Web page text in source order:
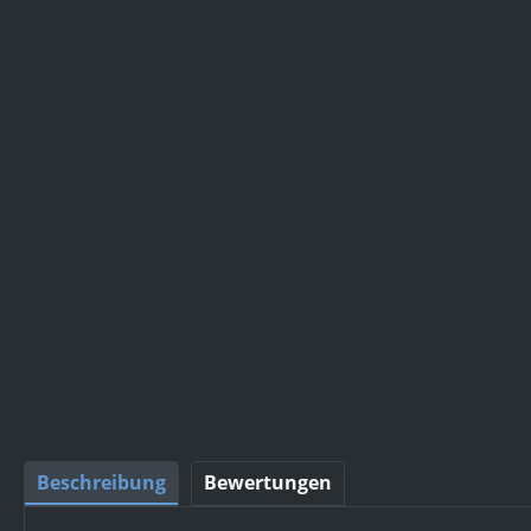
Beschreibung Bewertungen